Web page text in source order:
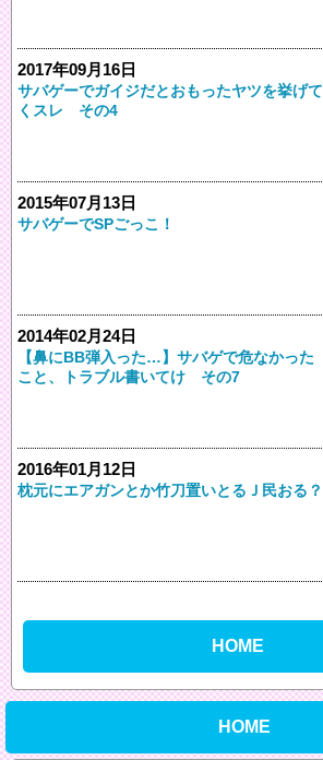
2017年09月16日
サバゲーでガイジだとおもったヤツを挙げて
くスレ その4
2015年07月13日
サバゲーでSPごっこ！
2014年02月24日
【鼻にBB弾入った…】サバゲで危なかった
こと、トラブル書いてけ その7
2016年01月12日
枕元にエアガンとか竹刀置いとるＪ民おる？
HOME
HOME